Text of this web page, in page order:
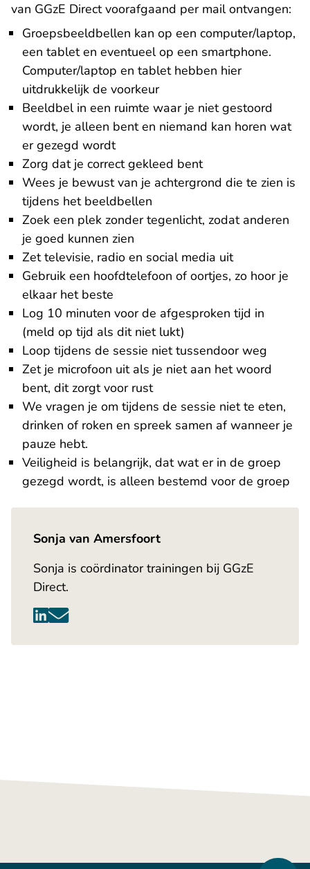
van GGzE Direct voorafgaand per mail ontvangen:
Groepsbeeldbellen kan op een computer/laptop,
een tablet en eventueel op een smartphone.
Computer/laptop en tablet hebben hier
uitdrukkelijk de voorkeur
Beeldbel in een ruimte waar je niet gestoord
wordt, je alleen bent en niemand kan horen wat
er gezegd wordt
Zorg dat je correct gekleed bent
Wees je bewust van je achtergrond die te zien is
tijdens het beeldbellen
Zoek een plek zonder tegenlicht, zodat anderen
je goed kunnen zien
Zet televisie, radio en social media uit
Gebruik een hoofdtelefoon of oortjes, zo hoor je
elkaar het beste
Log 10 minuten voor de afgesproken tijd in
(meld op tijd als dit niet lukt)
Loop tijdens de sessie niet tussendoor weg
Zet je microfoon uit als je niet aan het woord
bent, dit zorgt voor rust
We vragen je om tijdens de sessie niet te eten,
drinken of roken en spreek samen af wanneer je
pauze hebt.
Veiligheid is belangrijk, dat wat er in de groep
gezegd wordt, is alleen bestemd voor de groep
Sonja van Amersfoort
Sonja is coördinator trainingen bij GGzE
Direct.